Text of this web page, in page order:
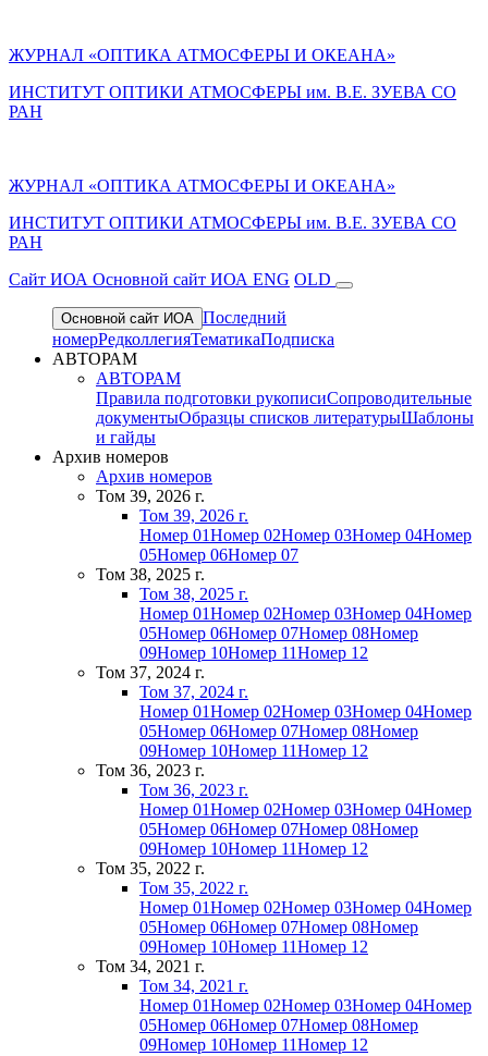
ЖУРНАЛ «ОПТИКА АТМОСФЕРЫ И ОКЕАНА»
ИНСТИТУТ ОПТИКИ АТМОСФЕРЫ им. В.Е. ЗУЕВА СО
РАН
ЖУРНАЛ «ОПТИКА АТМОСФЕРЫ И ОКЕАНА»
ИНСТИТУТ ОПТИКИ АТМОСФЕРЫ им. В.Е. ЗУЕВА СО
РАН
Cайт ИОА Основной сайт ИОА ENG OLD
Основной сайт ИОА Последний
номерРедколлегияТематикаПодписка
АВТОРАМ
АВТОРАМ
Правила подготовки рукописиСопроводительные
документыОбразцы списков литературыШаблоны
и гайды
Архив номеров
Архив номеров
Том 39, 2026 г.
Том 39, 2026 г.
Номер 01Номер 02Номер 03Номер 04Номер
05Номер 06Номер 07
Том 38, 2025 г.
Том 38, 2025 г.
Номер 01Номер 02Номер 03Номер 04Номер
05Номер 06Номер 07Номер 08Номер
09Номер 10Номер 11Номер 12
Том 37, 2024 г.
Том 37, 2024 г.
Номер 01Номер 02Номер 03Номер 04Номер
05Номер 06Номер 07Номер 08Номер
09Номер 10Номер 11Номер 12
Том 36, 2023 г.
Том 36, 2023 г.
Номер 01Номер 02Номер 03Номер 04Номер
05Номер 06Номер 07Номер 08Номер
09Номер 10Номер 11Номер 12
Том 35, 2022 г.
Том 35, 2022 г.
Номер 01Номер 02Номер 03Номер 04Номер
05Номер 06Номер 07Номер 08Номер
09Номер 10Номер 11Номер 12
Том 34, 2021 г.
Том 34, 2021 г.
Номер 01Номер 02Номер 03Номер 04Номер
05Номер 06Номер 07Номер 08Номер
09Номер 10Номер 11Номер 12